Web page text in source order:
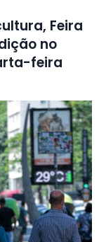
Feira
no
feira